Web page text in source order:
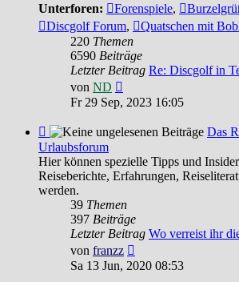
Unterforen:
Forenspiele,
Discgolf Forum,
Quatschen mit
220 Themen
6590 Beiträge
Letzter Beitrag Re: Discgolf in
von ND
Beitrag
Fr 29 Sep, 2023 16:05
Feed
-
Das
Reise-
und
Urlaubsforum
Das
Urlaubsforum
Hier können spezielle Tipps und
Reiseberichte, Erfahrungen,
werden.
39 Themen
397 Beiträge
Letzter Beitrag Wo verreist ihr
von franzz
Beitrag
Sa 13 Jun, 2020 08:53